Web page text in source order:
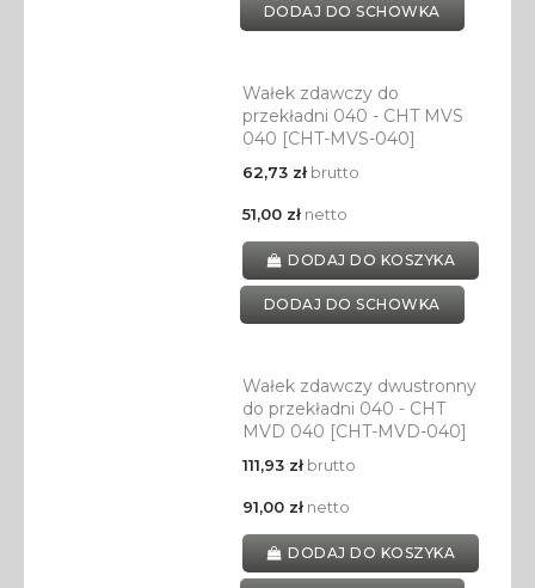
DODAJ DO SCHOWKA
Wałek zdawczy do
przekładni 040 - CHT MVS
040 [CHT-MVS-040]
62,73 złbrutto
51,00 złnetto
DODAJ DO KOSZYKA
DODAJ DO SCHOWKA
Wałek zdawczy dwustronny
do przekładni 040 - CHT
MVD 040 [CHT-MVD-040]
111,93 złbrutto
91,00 złnetto
DODAJ DO KOSZYKA